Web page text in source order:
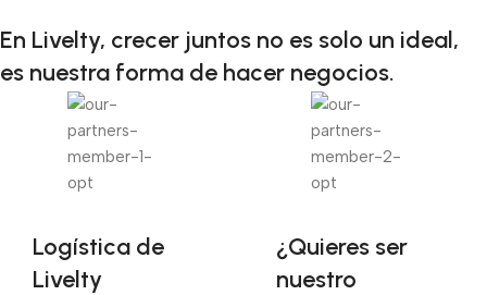
En Livelty, crecer juntos no es solo un ideal,
es nuestra forma de hacer negocios.
Logística de
Livelty
¿Quieres ser
nuestro